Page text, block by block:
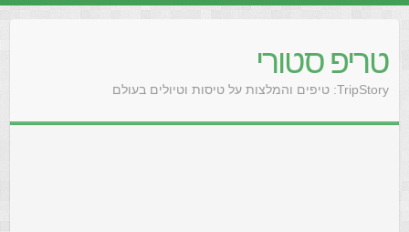
טריפ סטורי
TripStory: טיפים והמלצות על טיסות וטיולים בעולם